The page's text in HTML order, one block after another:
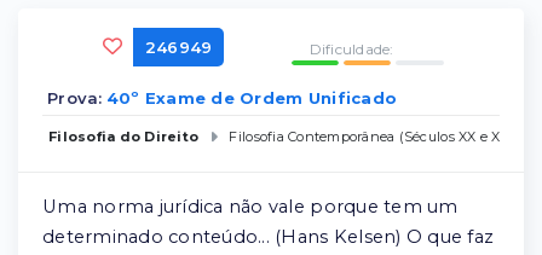
246949 Dificuldade:
Prova: 40º Exame de Ordem Unificado
Filosofia do Direito Filosofia Contemporânea (Séculos XX e XXI)
Uma norma jurídica não vale porque tem um
determinado conteúdo... (Hans Kelsen) O que faz